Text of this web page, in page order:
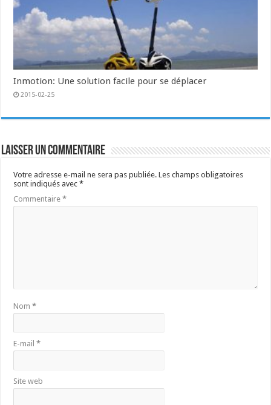
Inmotion: Une solution facile pour se déplacer
2015-02-25
Laisser un commentaire
Votre adresse e-mail ne sera pas publiée. Les champs obligatoires
sont indiqués avec*
Commentaire*
Nom*
E-mail*
Site web